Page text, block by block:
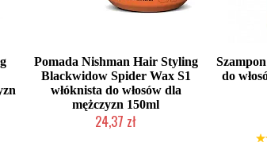
Pomada Nishman Hair Styling
Blackwidow Spider Wax S1
włóknista do włosów dla
mężczyzn 150ml
24,37 zł
do